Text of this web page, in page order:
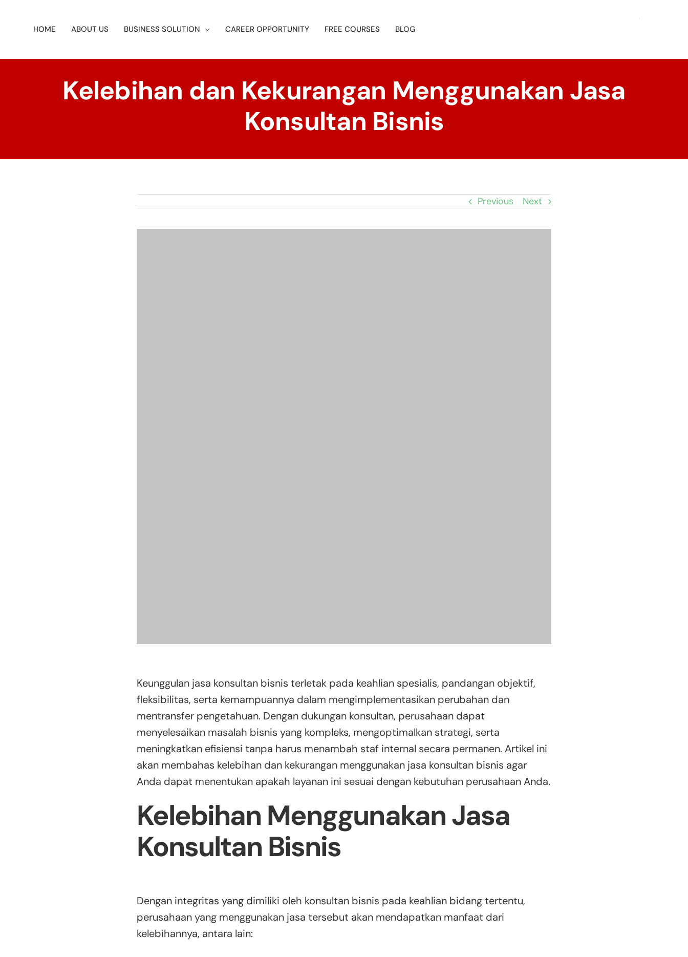
HOME ABOUT US BUSINESS SOLUTION CAREER OPPORTUNITY FREE COURSES BLOG
Kelebihan dan Kekurangan Menggunakan Jasa
Konsultan Bisnis
Previous Next
Keunggulan jasa konsultan bisnis terletak pada keahlian spesialis, pandangan objektif,
fleksibilitas, serta kemampuannya dalam mengimplementasikan perubahan dan
mentransfer pengetahuan. Dengan dukungan konsultan, perusahaan dapat
menyelesaikan masalah bisnis yang kompleks, mengoptimalkan strategi, serta
meningkatkan efisiensi tanpa harus menambah staf internal secara permanen. Artikel ini
akan membahas kelebihan dan kekurangan menggunakan jasa konsultan bisnis agar
Anda dapat menentukan apakah layanan ini sesuai dengan kebutuhan perusahaan Anda.
Kelebihan Menggunakan Jasa
Konsultan Bisnis
Dengan integritas yang dimiliki oleh konsultan bisnis pada keahlian bidang tertentu,
perusahaan yang menggunakan jasa tersebut akan mendapatkan manfaat dari
kelebihannya, antara lain: